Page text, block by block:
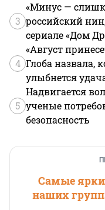
3
«Минус —
российский
сериале «Дом
4
«Август
Глоба назвала,
улыбнется
5
Надвигается
ученые
безопасность
Самые
наших